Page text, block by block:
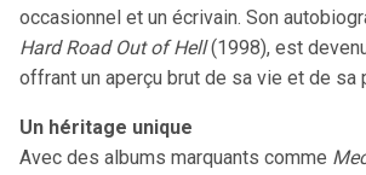
occasionnel et un écrivain. Son
Hard Road Out of Hell(1998), est
offrant un aperçu brut de sa vie et de sa
Un héritage unique
Avec des albums marquants comme